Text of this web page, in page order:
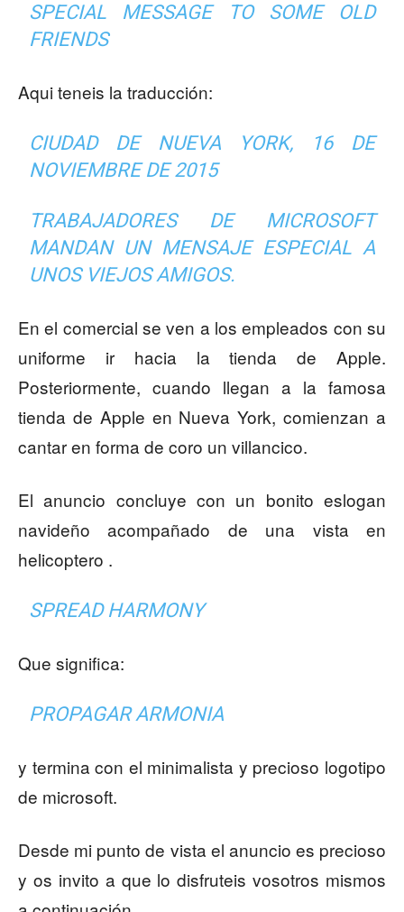
SPECIAL MESSAGE TO SOME OLD
FRIENDS
Aqui teneis la traducción:
CIUDAD DE NUEVA YORK, 16 DE
NOVIEMBRE DE 2015
TRABAJADORES DE MICROSOFT
MANDAN UN MENSAJE ESPECIAL A
UNOS VIEJOS AMIGOS.
En el comercial se ven a los empleados con su
uniforme ir hacia la tienda de Apple.
Posteriormente, cuando llegan a la famosa
tienda de Apple en Nueva York, comienzan a
cantar en forma de coro un villancico.
El anuncio concluye con un bonito eslogan
navideño acompañado de una vista en
helicoptero .
SPREAD HARMONY
Que significa:
PROPAGAR ARMONIA
y termina con el minimalista y precioso logotipo
de microsoft.
Desde mi punto de vista el anuncio es precioso
y os invito a que lo disfruteis vosotros mismos